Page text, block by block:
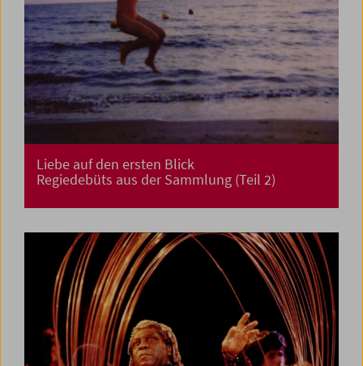
Liebe auf den ersten Blick
Regiedebüts aus der Sammlung (Teil 2)